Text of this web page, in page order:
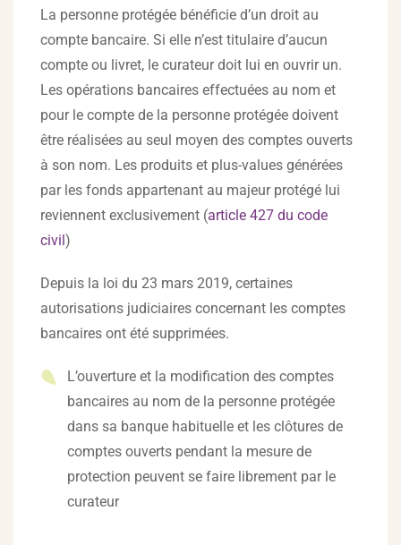
La personne protégée bénéficie d’un droit au
compte bancaire. Si elle n’est titulaire d’aucun
compte ou livret, le curateur doit lui en ouvrir un.
Les opérations bancaires effectuées au nom et
pour le compte de la personne protégée doivent
être réalisées au seul moyen des comptes ouverts
à son nom. Les produits et plus-values générées
par les fonds appartenant au majeur protégé lui
reviennent exclusivement (article 427 du code
civil)
Depuis la loi du 23 mars 2019, certaines
autorisations judiciaires concernant les comptes
bancaires ont été supprimées.
L’ouverture et la modification des comptes
bancaires au nom de la personne protégée
dans sa banque habituelle et les clôtures de
comptes ouverts pendant la mesure de
protection peuvent se faire librement par le
curateur